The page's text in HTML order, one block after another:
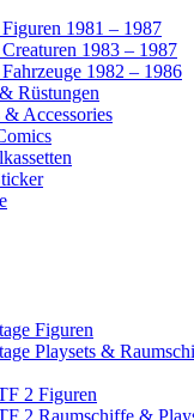
1981 – 1987
1983 – 1987
1982 – 1986
Rüstungen
Accessories
Figuren
Playsets &
2 Figuren
2 Raumschiffe &